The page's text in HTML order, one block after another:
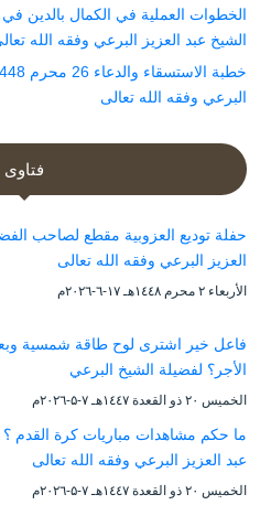
الشيخ عبد العزيز البرعي وفقه الله
البرعي وفقه الله تعالى
فتاوى
حفلة توديع العزوبية مقطع لصاحب
العزيز البرعي وفقه الله تعالى
الأربعاء ۲ محرم ۱٤٤۸هـ ۱۷-٦-۲۰۲٦م
فاعل خير اشترى لوح طاقة شمسية
الأجر؟ لفضيلة الشيخ البرعي
الخميس ۲۰ ذو القعدة ۱٤٤۷هـ ۷-۵-۲۰۲٦م
ما حكم مشاهدات مباريات كرة القدم ؟
عبد العزيز البرعي وفقه الله تعالى
الخميس ۲۰ ذو القعدة ۱٤٤۷هـ ۷-۵-۲۰۲٦م